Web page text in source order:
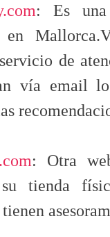
: Es una
de
vía email
: Otra
tienda